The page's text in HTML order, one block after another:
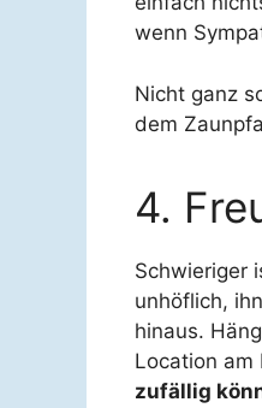
wenn
Nicht ganz
dem
4.
Schwieriger
unhöflich,
hinaus.
Location am
zufällig